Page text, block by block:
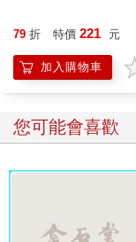
79 折 特價 221 元
加入購物車
您可能會喜歡